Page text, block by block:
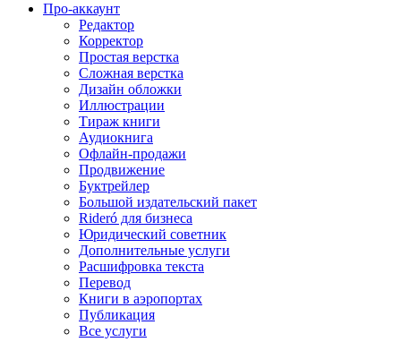
Про-аккаунт
Редактор
Корректор
Простая верстка
Сложная верстка
Дизайн обложки
Иллюстрации
Тираж книги
Аудиокнига
Офлайн-продажи
Продвижение
Буктрейлер
Большой издательский пакет
Rideró для бизнеса
Юридический советник
Дополнительные услуги
Расшифровка текста
Перевод
Книги в аэропортах
Публикация
Все услуги